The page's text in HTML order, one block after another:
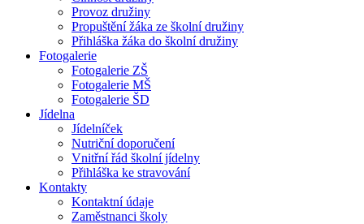
Provoz družiny
Propuštění žáka ze školní družiny
Přihláška žáka do školní družiny
Fotogalerie
Fotogalerie ZŠ
Fotogalerie MŠ
Fotogalerie ŠD
Jídelna
Jídelníček
Nutriční doporučení
Vnitřní řád školní jídelny
Přihláška ke stravování
Kontakty
Kontaktní údaje
Zaměstnanci školy